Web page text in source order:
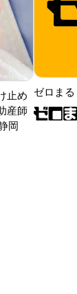
止め
産師
岡
ゼロまる